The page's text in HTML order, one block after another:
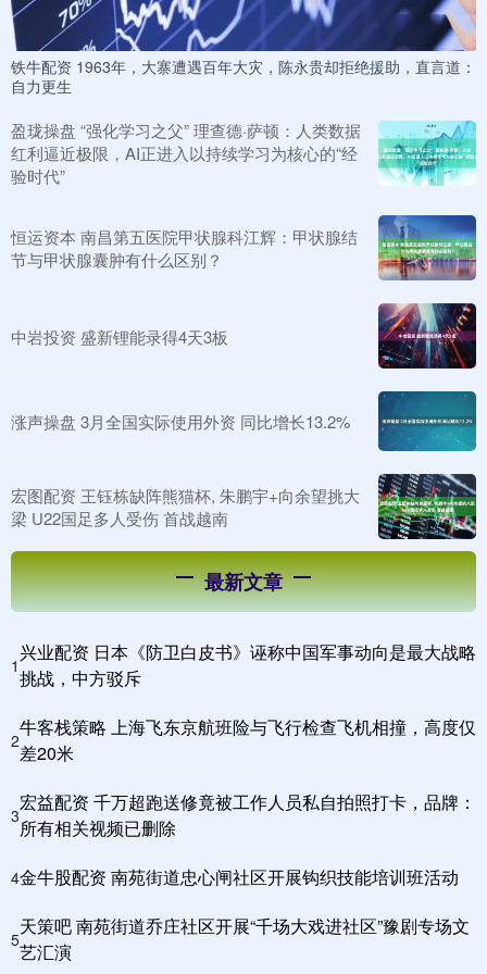
铁牛配资 1963年，大寨遭遇百年大灾，陈永贵却拒绝援助，直言道：
自力更生
盈珑操盘 “强化学习之父” 理查德·萨顿：人类数据
红利逼近极限，AI正进入以持续学习为核心的“经
验时代”
恒运资本 南昌第五医院甲状腺科江辉：甲状腺结
节与甲状腺囊肿有什么区别？
中岩投资 盛新锂能录得4天3板
涨声操盘 3月全国实际使用外资 同比增长13.2%
宏图配资 王钰栋缺阵熊猫杯, 朱鹏宇+向余望挑大
梁 U22国足多人受伤 首战越南
最新文章
1
兴业配资 日本《防卫白皮书》诬称中国军事动向是最大战略
挑战，中方驳斥
2
牛客栈策略 上海飞东京航班险与飞行检查飞机相撞，高度仅
差20米
3
宏益配资 千万超跑送修竟被工作人员私自拍照打卡，品牌：
所有相关视频已删除
4金牛股配资 南苑街道忠心闸社区开展钩织技能培训班活动
5
天策吧 南苑街道乔庄社区开展“千场大戏进社区”豫剧专场文
艺汇演